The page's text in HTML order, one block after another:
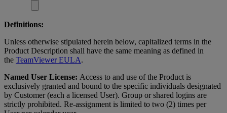
Definitions:
Unless otherwise stipulated herein below, capitalized terms in the
Product Description shall have the same meaning as defined in
the TeamViewer EULA.
Named User License: Access to and use of the Product is
exclusively granted and bound to the specific individuals designated
by Customer (each a licensed User). Group or shared logins are
strictly prohibited. Re-assignment is limited to two (2) times per